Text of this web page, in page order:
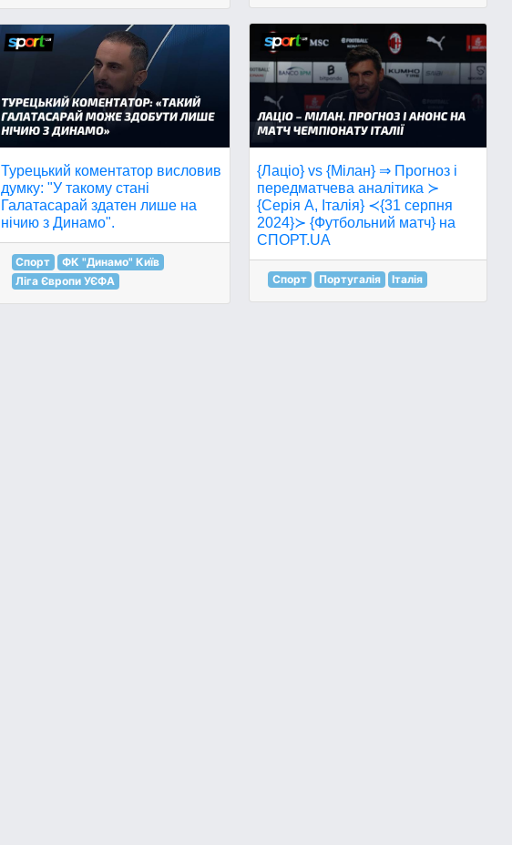
Турецький коментатор висловив
думку: "У такому стані
Галатасарай здатен лише на
нічию з Динамо".
Спорт
ФК "Динамо" Київ
Ліга Європи УЄФА
{Лаціо} vs {Мілан} ⇒ Прогноз і
передматчева аналітика ≻
{Серія А, Італія} ≺{31 серпня
2024}≻ {Футбольний матч} на
СПОРТ.UA
Спорт Португалія Італія